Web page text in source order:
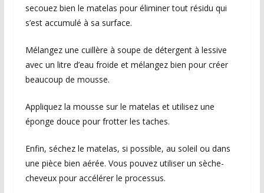
secouez bien le matelas pour éliminer tout résidu qui
s’est accumulé à sa surface.
Mélangez une cuillère à soupe de détergent à lessive
avec un litre d’eau froide et mélangez bien pour créer
beaucoup de mousse.
Appliquez la mousse sur le matelas et utilisez une
éponge douce pour frotter les taches.
Enfin, séchez le matelas, si possible, au soleil ou dans
une pièce bien aérée. Vous pouvez utiliser un sèche-
cheveux pour accélérer le processus.